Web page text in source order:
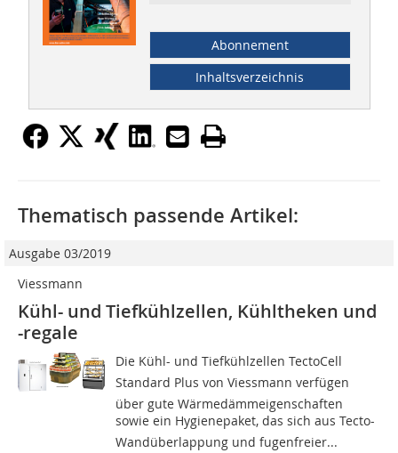
Abonnement
Inhaltsverzeichnis
Thematisch passende Artikel:
Ausgabe 03/2019
Viessmann
Kühl- und Tiefkühlzellen, Kühltheken und
-regale
Die Kühl- und Tiefkühlzellen TectoCell
Standard Plus von Viessmann verfügen
über gute Wärmedämmeigenschaften
sowie ein Hygienepaket, das sich aus Tecto-
Wandüberlappung und fugenfreier...